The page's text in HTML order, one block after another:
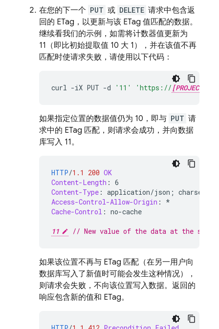
在您的下一个 PUT 或 DELETE 请求中包含返
回的 ETag，以更新与该 ETag 值匹配的数据。
继续看我们的示例，如需将计数器值更新为
11（即比初始提取值 10 大 1），并在该值不再
匹配时使请求失败，请使用以下代码：
curl -iX PUT -d '11' 'https:// [PROJECT_ID]
如果指定位置的数据值仍为 10，即与 PUT 请
求中的 ETag 匹配，则请求会成功，并向数据
库写入 11。
HTTP/1.1 200 OK
Content-Length : 6
Content-Type : application/json;
Access-Control-Allow-Origin :
*
Cache-Control : no-cache
11 // New value of the data at the
如果该位置不再与 ETag 匹配（在另一用户向
数据库写入了新值时可能会发生这种情况），
则请求会失败，不向该位置写入数据。返回的
响应包含新的值和 ETag。